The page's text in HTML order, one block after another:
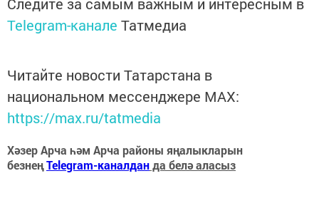
Telegram-канале Татмедиа
Читайте новости Татарстана в
национальном мессенджере MАХ:
https://max.ru/tatmedia
Хәзер Арча һәм Арча районы яңалыкларын
безнеңTelegram-каналданда белә аласыз